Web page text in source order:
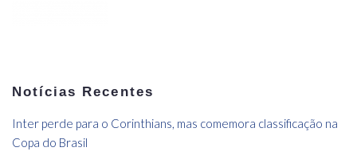
Notícias Recentes
Inter perde para o Corinthians, mas comemora classificação na
Copa do Brasil